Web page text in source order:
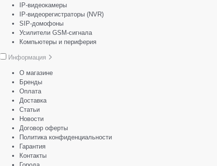
IP-видеокамеры
IP-видеорегистраторы (NVR)
SIP-домофоны
Усилители GSM-сигнала
Компьютеры и периферия
Информация
О магазине
Бренды
Оплата
Доставка
Статьи
Новости
Договор оферты
Политика конфиденциальности
Гарантия
Контакты